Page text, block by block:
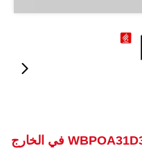
إشارات وقوف السيارات WBPOA31D3D في الخارج